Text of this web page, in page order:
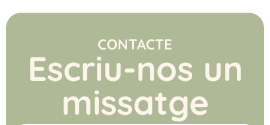
CONTACTE
Escriu-nos un
missatge